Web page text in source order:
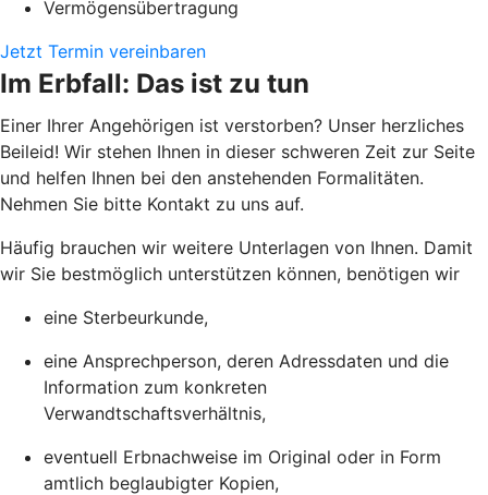
Vermögensübertragung
Jetzt Termin vereinbaren
Im Erbfall: Das ist zu tun
Einer Ihrer Angehörigen ist verstorben? Unser herzliches
Beileid! Wir stehen Ihnen in dieser schweren Zeit zur Seite
und helfen Ihnen bei den anstehenden Formalitäten.
Nehmen Sie bitte Kontakt zu uns auf.
Häufig brauchen wir weitere Unterlagen von Ihnen. Damit
wir Sie bestmöglich unterstützen können, benötigen wir
eine Sterbeurkunde,
eine Ansprechperson, deren Adressdaten und die
Information zum konkreten
Verwandtschaftsverhältnis,
eventuell Erbnachweise im Original oder in Form
amtlich beglaubigter Kopien,